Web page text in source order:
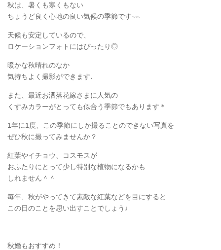
秋は、暑くも寒くもない
ちょうど良く心地の良い気候の季節です𓇠
天候も安定しているので、
ロケーションフォトにはぴったり◎
暖かな秋晴れのなか
気持ちよく撮影ができます♩
また、最近お洒落花嫁さまに人気の
くすみカラーがとっても似合う季節でもあります＊
1年に1度、この季節にしか撮ることのできない写真を
ぜひ秋に撮ってみませんか？
紅葉やイチョウ、コスモスが
おふたりにとって少し特別な植物になるかも
しれません＾＾
毎年、秋がやってきて素敵な紅葉などを目にすると
この日のことを思い出すことでしょう♩
秋婚もおすすめ！